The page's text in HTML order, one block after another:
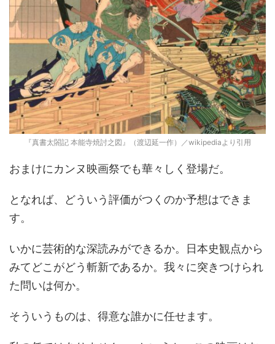
『真書太閤記 本能寺焼討之図』（渡辺延一作）／wikipediaより引用
おまけにカンヌ映画祭でも華々しく登場だ。
となれば、どういう評価がつくのか予想はできま
す。
いかに芸術的な深読みができるか。日本史観点から
みてどこがどう斬新であるか。我々に突きつけられ
た問いは何か。
そういうものは、得意な誰かに任せます。